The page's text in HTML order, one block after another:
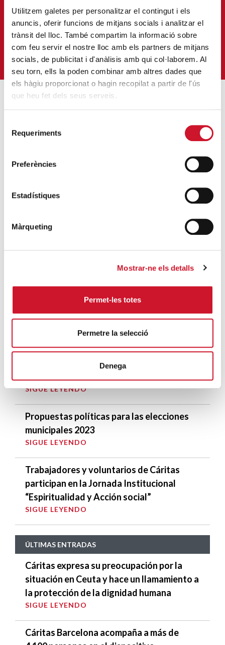
Utilitzem galetes per personalitzar el contingut i els
anuncis, oferir funcions de mitjans socials i analitzar el
trànsit del lloc. També compartim la informació sobre
com feu servir el nostre lloc amb els partners de mitjans
socials, de publicitat i d'anàlisis amb qui col·laborem. Al
seu torn, ells la poden combinar amb altres dades que
els hàgiu proporcionat o hagin recopilat a partir de l'ús
que heu fet dels seus serveis.
Requeriments
Preferències
Estadístiques
Màrqueting
Mostrar-ne els detalls
Permet-les totes
Permetre la selecció
Denega
Correu-
E *
QUIERO SUSCRIBIRME
Un cambio renovador
SIGUE LEYENDO
ENTRADAS RELACIONADAS
30 de julio, dia mundial contra la trata de
seres humanos
SIGUE LEYENDO
SIGUE LEYENDO
Propuestas políticas para las elecciones
municipales 2023
SIGUE LEYENDO
Trabajadores y voluntarios de Cáritas
participan en la Jornada Institucional
“Espiritualidad y Acción social”
SIGUE LEYENDO
ÚLTIMAS ENTRADAS
Cáritas expresa su preocupación por la
situación en Ceuta y hace un llamamiento a
la protección de la dignidad humana
SIGUE LEYENDO
Cáritas Barcelona acompaña a más de